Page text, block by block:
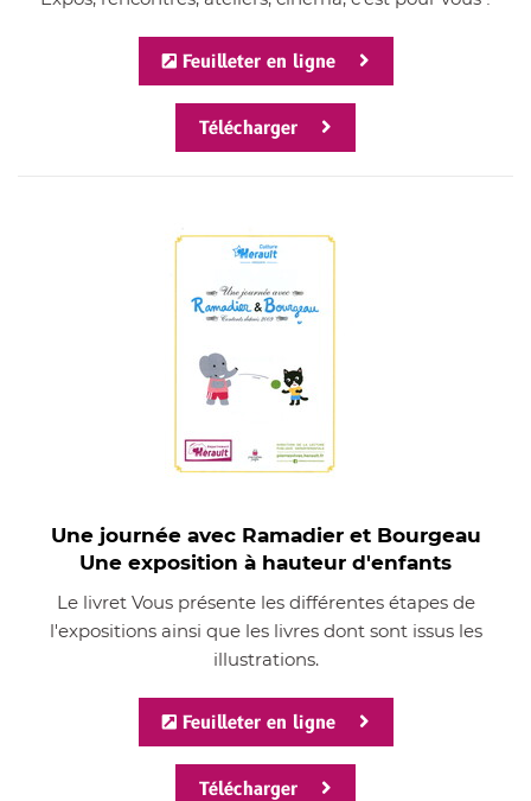
Feuilleter en ligne
Télécharger
Une journée avec Ramadier et Bourgeau
Une exposition à hauteur d'enfants
Le livret Vous présente les différentes étapes de
l'expositions ainsi que les livres dont sont issus les
illustrations.
Feuilleter en ligne
Télécharger